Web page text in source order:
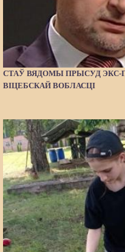
СТАЎ ВЯДОМЫ ПРЫСУД
ВІЦЕБСКАЙ ВОБЛАСЦІ